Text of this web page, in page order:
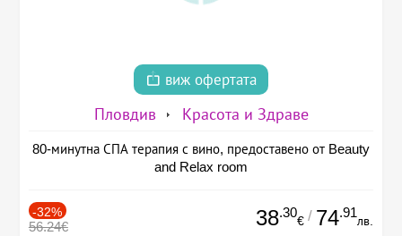
виж офертата
Пловдив Красота и Здраве
80-минутна СПА терапия с вино, предоставено от Beauty
and Relax room
-32%
56.24€ 38.30
€ / 74.91
лв.